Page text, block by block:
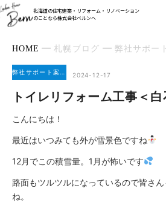
北海道の住宅建築・リフォーム・リノベーション
のことなら株式会社ベルンへ
HOME 札幌ブログ 弊社サポー
弊社サポート案件 2024-12-17
トイレリフォーム工事＜白
こんにちは！
最近はいつみても外が雪景色ですね
12月でこの積雪量。1月が怖いです
路面もツルツルになっているので皆さ
ね。